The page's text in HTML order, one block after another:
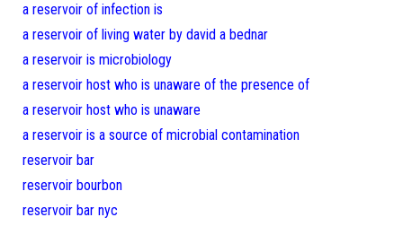
a reservoir of infection is
a reservoir of living water by david a bednar
a reservoir is microbiology
a reservoir host who is unaware of the presence of
a reservoir host who is unaware
a reservoir is a source of microbial contamination
reservoir bar
reservoir bourbon
reservoir bar nyc